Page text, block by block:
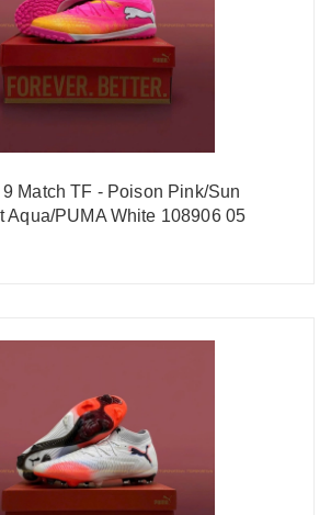
Match TF - Poison Pink/Sun
Aqua/PUMA White 108906 05